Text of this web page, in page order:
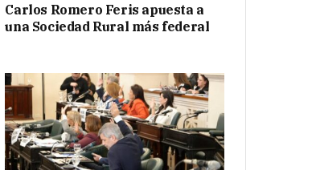
Carlos Romero Feris apuesta a
una Sociedad Rural más federal